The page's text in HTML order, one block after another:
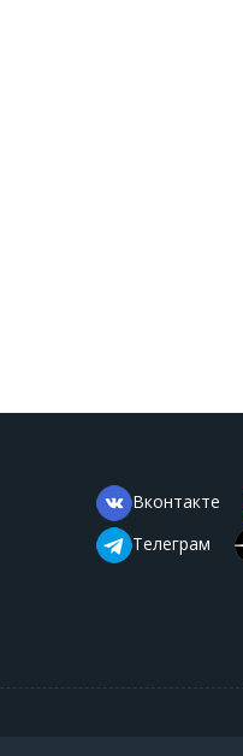
Вконтакте
Телеграм